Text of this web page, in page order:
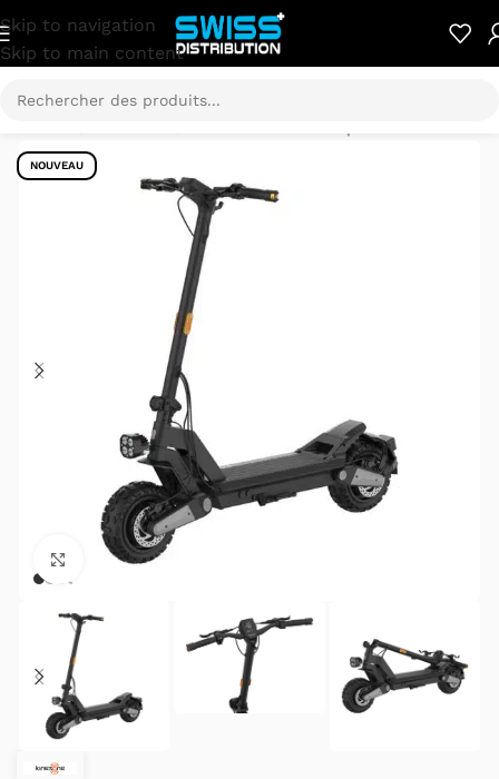
Skip to navigation
Skip to main content
NOUVEAU
Cliquez pour agrandir.